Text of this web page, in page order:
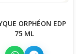
ORPHÉON EDP
75 ML